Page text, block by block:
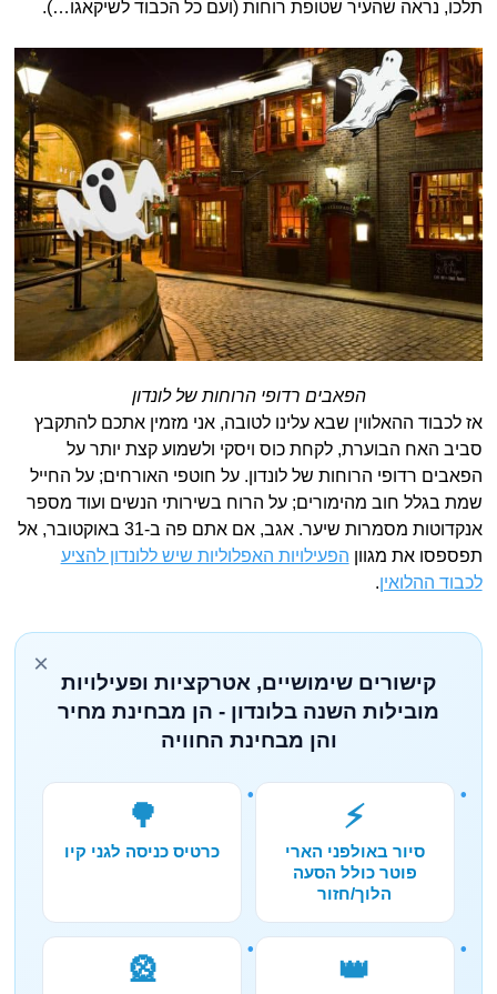
תלכו, נראה שהעיר שטופת רוחות (ועם כל הכבוד לשיקאגו…).
הפאבים רדופי הרוחות של לונדון
אז לכבוד ההאלווין שבא עלינו לטובה, אני מזמין אתכם להתקבץ
סביב האח הבוערת, לקחת כוס ויסקי ולשמוע קצת יותר על
הפאבים רדופי הרוחות של לונדון. על חוטפי האורחים; על החייל
שמת בגלל חוב מהימורים; על הרוח בשירותי הנשים ועוד מספר
אנקדוטות מסמרות שיער. אגב, אם אתם פה ב-31 באוקטובר, אל
תפספסו את מגוון הפעילויות האפלוליות שיש ללונדון להציע
לכבוד ההלואין.
×
קישורים שימושיים, אטרקציות ופעילויות
מובילות השנה בלונדון - הן מבחינת מחיר
והן מבחינת החוויה
⚡
סיור באולפני הארי
פוטר כולל הסעה
הלוך/חזור
🌳
כרטיס כניסה לגני קיו
👑
🎡